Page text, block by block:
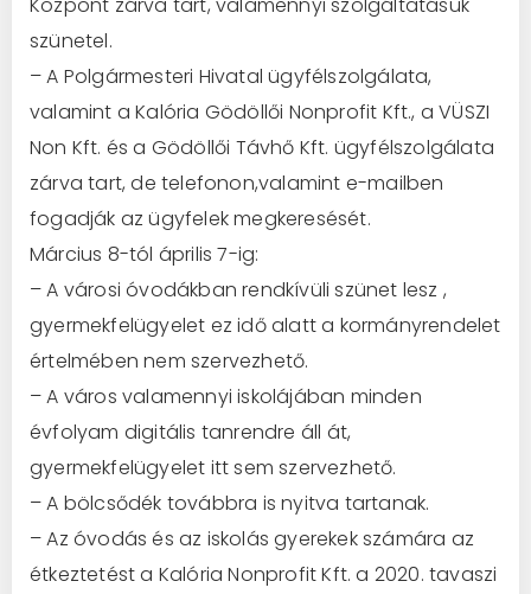
szünetel.
– A Polgármesteri Hivatal ügyfélszolgálata,
valamint a Kalória Gödöllői Nonprofit Kft., a VÜSZI
Non Kft. és a Gödöllői Távhő Kft. ügyfélszolgálata
zárva tart, de telefonon,valamint e-mailben
fogadják az ügyfelek megkeresését.
Március 8-tól április 7-ig:
– A városi óvodákban rendkívüli szünet lesz ,
gyermekfelügyelet ez idő alatt a kormányrendelet
értelmében nem szervezhető.
– A város valamennyi iskolájában minden
évfolyam digitális tanrendre áll át,
gyermekfelügyelet itt sem szervezhető.
– A bölcsődék továbbra is nyitva tartanak.
– Az óvodás és az iskolás gyerekek számára az
étkeztetést a Kalória Nonprofit Kft. a 2020. tavaszi